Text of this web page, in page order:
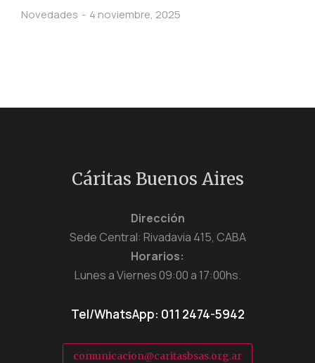
Novedades 4 noviembre, 2025
Cáritas Buenos Aires
Dirección
Sede Central: Rivadavia 415, CABA
Horarios:
Lunes a Viernes 09:00 a 17:00hs.
Tel/WhatsApp: 011 2474-5942
comunicacion@caritasbsas.org.ar